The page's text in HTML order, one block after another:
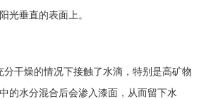
光垂直的表面上。
分干燥的情况下接触了水滴，特别是高矿物
的水分混合后会渗入漆面，从而留下水